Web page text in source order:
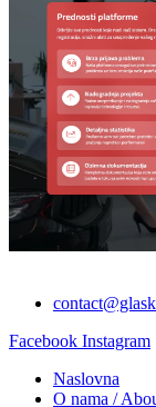
Facebook Instagram
Naslovna
O nama /